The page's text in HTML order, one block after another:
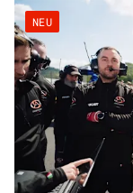
NEU